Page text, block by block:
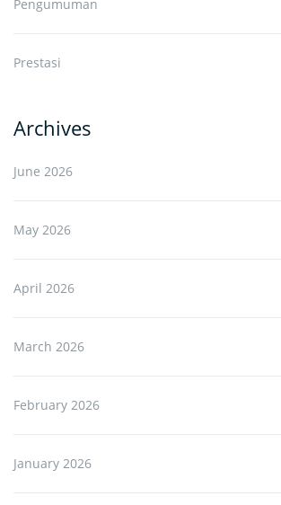
Pengumuman
Prestasi
Archives
June 2026
May 2026
April 2026
March 2026
February 2026
January 2026